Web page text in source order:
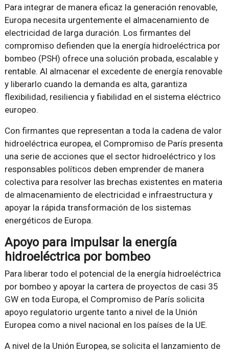
Para integrar de manera eficaz la generación renovable,
Europa necesita urgentemente el almacenamiento de
electricidad de larga duración. Los firmantes del
compromiso defienden que la energía hidroeléctrica por
bombeo (PSH) ofrece una solución probada, escalable y
rentable. Al almacenar el excedente de energía renovable
y liberarlo cuando la demanda es alta, garantiza
flexibilidad, resiliencia y fiabilidad en el sistema eléctrico
europeo.
Con firmantes que representan a toda la cadena de valor
hidroeléctrica europea, el Compromiso de París presenta
una serie de acciones que el sector hidroeléctrico y los
responsables políticos deben emprender de manera
colectiva para resolver las brechas existentes en materia
de almacenamiento de electricidad e infraestructura y
apoyar la rápida transformación de los sistemas
energéticos de Europa.
Apoyo para impulsar la energía
hidroeléctrica por bombeo
Para liberar todo el potencial de la energía hidroeléctrica
por bombeo y apoyar la cartera de proyectos de casi 35
GW en toda Europa, el Compromiso de París solicita
apoyo regulatorio urgente tanto a nivel de la Unión
Europea como a nivel nacional en los países de la UE.
A nivel de la Unión Europea, se solicita el lanzamiento de